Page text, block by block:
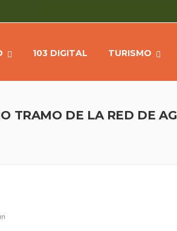
103 DIGITAL TURISMO
TRAMO DE LA RED DE